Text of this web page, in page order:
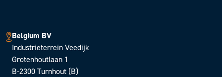
Belgium BV
Industrieterrein Veedijk
Grotenhoutlaan 1
B-2300 Turnhout (B)